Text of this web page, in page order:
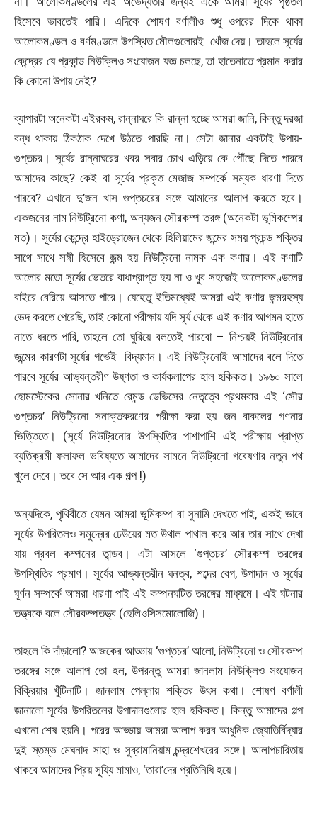
হিসেবে ভাবতেই পারি। এদিকে শোষণ বর্ণালীও শুধু ওপরের দিকে থাকা
আলোকমণ্ডল ও বর্ণমণ্ডলে উপস্থিত মৌলগুলোরই খোঁজ দেয়। তাহলে সূর্যের
কেন্দ্রের যে প্রকান্ড নিউক্লিও সংযোজন যজ্ঞ চলছে, তা হাতেনাতে প্রমান করার
কি কোনো উপায় নেই?
ব্যাপারটা অনেকটা এইরকম, রান্নাঘরে কি রান্না হচ্ছে আমরা জানি, কিন্তু দরজা
বন্ধ থাকায় ঠিকঠাক দেখে উঠতে পারছি না। সেটা জানার একটাই উপায়-
গুপ্তচর। সূর্যের রান্নাঘরের খবর সবার চোখ এড়িয়ে কে পৌঁছে দিতে পারবে
আমাদের কাছে? কেই বা সূর্যের প্রকৃত মেজাজ সম্পর্কে সম্যক ধারণা দিতে
পারবে? এখানে দু’জন খাস গুপ্তচরের সঙ্গে আমাদের আলাপ করতে হবে।
একজনের নাম নিউট্রিনো কণা, অন্যজন সৌরকম্প তরঙ্গ (অনেকটা ভূমিকম্পের
মত)। সূর্যের কেন্দ্রে হাইড্রোজেন থেকে হিলিয়ামের জন্মের সময় প্রচন্ড শক্তির
সাথে সাথে সঙ্গী হিসেবে জন্ম হয় নিউট্রিনো নামক এক কণার। এই কণাটি
আলোর মতো সূর্যের ভেতরে বাধাপ্রাপ্ত হয় না ও খুব সহজেই আলোকমণ্ডলের
বাইরে বেরিয়ে আসতে পারে। যেহেতু ইতিমধ্যেই আমরা এই কণার জন্মরহস্য
ভেদ করতে পেরেছি, তাই কোনো পরীক্ষায় যদি সূর্য থেকে এই কণার আগমন হাতে
নাতে ধরতে পারি, তাহলে তো ঘুরিয়ে বলতেই পারবো – নিশ্চয়ই নিউট্রিনোর
জন্মের কারণটা সূর্যের গর্ভেই বিদ্যমান। এই নিউট্রিনোই আমাদের বলে দিতে
পারবে সূর্যের আভ্যন্তরীণ উষ্ণতা ও কার্যকলাপের হাল হকিকত। ১৯৬০ সালে
হোমস্টেকের সোনার খনিতে রেমন্ড ডেভিসের নেতৃত্বে প্রথমবার এই ‘সৌর
গুপ্তচর’ নিউট্রিনো সনাক্তকরণের পরীক্ষা করা হয় জন বাকলের গণনার
ভিত্তিতে। (সূর্যে নিউট্রিনোর উপস্থিতির পাশাপাশি এই পরীক্ষায় প্রাপ্ত
ব্যতিক্রমী ফলাফল ভবিষ্যতে আমাদের সামনে নিউট্রিনো গবেষণার নতুন পথ
খুলে দেবে। তবে সে আর এক গল্প !)
অন্যদিকে, পৃথিবীতে যেমন আমরা ভূমিকম্প বা সুনামি দেখতে পাই, একই ভাবে
সূর্যের উপরিতলও সমুদ্রের ঢেউয়ের মত উথাল পাথাল করে আর তার সাথে দেখা
যায় প্রবল কম্পনের তান্ডব। এটা আসলে ‘গুপ্তচর’ সৌরকম্প তরঙ্গের
উপস্থিতির প্রমাণ। সূর্যের আভ্যন্তরীন ঘনত্ব, শব্দের বেগ, উপাদান ও সূর্যের
ঘূর্ণন সম্পর্কে আমরা ধারণা পাই এই কম্পনঘটিত তরঙ্গের মাধ্যমে। এই ঘটনার
তত্ত্বকে বলে সৌরকম্পতত্ত্ব (হেলিওসিসমোলোজি)।
তাহলে কি দাঁড়ালো? আজকের আড্ডায় ‘গুপ্তচর’ আলো, নিউট্রিনো ও সৌরকম্প
তরঙ্গের সঙ্গে আলাপ তো হল, উপরন্তু আমরা জানলাম নিউক্লিও সংযোজন
বিক্রিয়ার খুঁটিনাটি। জানলাম পেল্লায় শক্তির উৎস কথা। শোষণ বর্ণালী
জানালো সূর্যের উপরিতলের উপাদানগুলোর হাল হকিকত। কিন্তু আমাদের গল্প
এখনো শেষ হয়নি। পরের আড্ডায় আমরা আলাপ করব আধুনিক জ্যোতির্বিদ্যার
দুই স্তম্ভ মেঘনাদ সাহা ও সুব্রামানিয়াম চন্দ্রশেখরের সঙ্গে। আলাপচারিতায়
থাকবে আমাদের প্রিয় সূয্যি মামাও, ‘তারা’দের প্রতিনিধি হয়ে।